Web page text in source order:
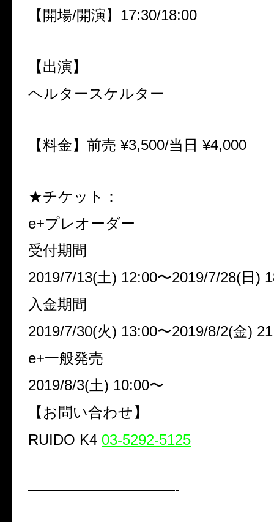
【開場/開演】 17:30/18:00
【出演】
ヘルタースケルター
【料金】前売 ¥3,500/当日 ¥4,000
★チケット：
e+プレオーダー
受付期間
2019/7/13(土) 12:00〜2019/7/28(日)
入金期間
2019/7/30(火) 13:00〜2019/8/2(金)
e+一般発売
2019/8/3(土) 10:00〜
【お問い合わせ】
RUIDO K4 03-5292-5125
——————————-